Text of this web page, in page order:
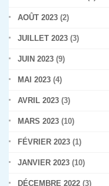
AOÛT 2023 (2)
JUILLET 2023 (3)
JUIN 2023 (9)
MAI 2023 (4)
AVRIL 2023 (3)
MARS 2023 (10)
FÉVRIER 2023 (1)
JANVIER 2023 (10)
DÉCEMBRE 2022 (3)